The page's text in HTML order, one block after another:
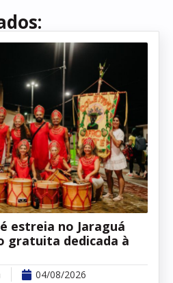
estreia no Jaraguá
gratuita dedicada à
04/08/2026